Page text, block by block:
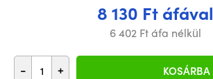
8 130 Ft áfával
6 402 Ft áfa nélkül
- + KOSÁRBA